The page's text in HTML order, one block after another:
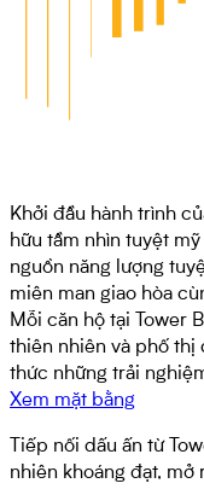
Khởi đầu hành trình
hữu tầm nhìn tuyệt
nguồn năng lượng
miên man giao hòa
Mỗi căn hộ tại Tower
thiên nhiên và phố thị
thức những trải
Xem mặt bằng
Tiếp nối dấu ấn từ
nhiên khoáng đạt, mở